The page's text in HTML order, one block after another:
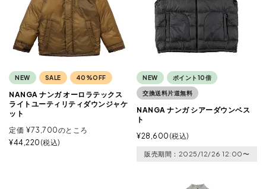
NEW SALE 40%OFF
NANGA ナンガ オーロラテックス
ライトユーティリティダウンジャケ
ット
定価 ¥73,700のところ
¥44,220 税込
NEW ポイント10倍
交換送料片道無料
NANGA ナンガ シアーダウンベス
ト
¥28,600 税込
販売期間 2025/12/26 12:00 〜